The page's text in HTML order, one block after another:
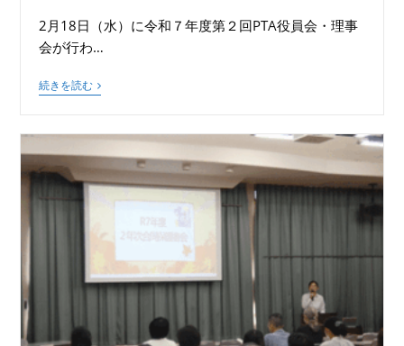
2月18日（水）に令和７年度第２回PTA役員会・理事
会が行わ…
続きを読む